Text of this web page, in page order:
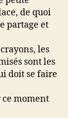
de quoi
partage et
les
sont les
doit se faire
ce moment